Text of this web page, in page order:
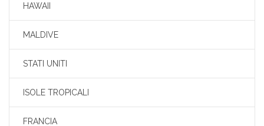
HAWAII
MALDIVE
STATI UNITI
ISOLE TROPICALI
FRANCIA